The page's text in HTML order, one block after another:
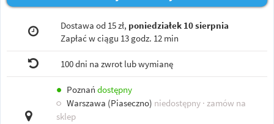
Dostawa od 15 zł, poniedziałek 10 sierpnia
Zapłać w ciągu 13 godz. 12 min
100 dni na zwrot lub wymianę
● Poznań dostępny
○ Warszawa (Piaseczno) niedostępny · zamów na
sklep